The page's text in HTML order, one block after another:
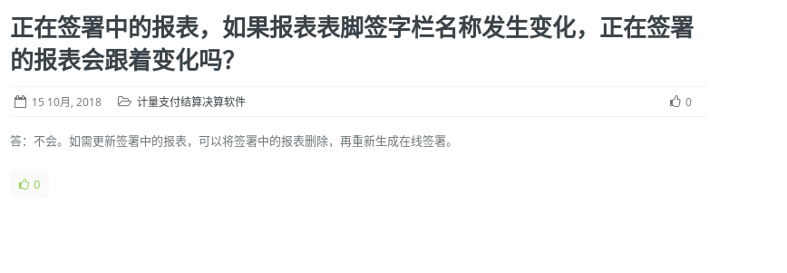
正在签署中的报表，如果报表表脚签字栏名称发生变化，正在签署
的报表会跟着变化吗？
15 10月, 2018 计量支付结算决算软件 0
答：不会。如需更新签署中的报表，可以将签署中的报表删除，再重新生成在线签署。
0